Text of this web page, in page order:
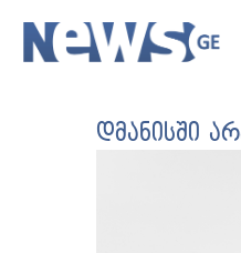
დმანისში